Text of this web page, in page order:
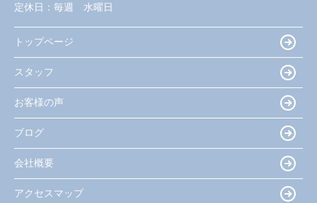
定休日： 毎週 水曜日
トップページ
スタッフ
お客様の声
ブログ
会社概要
アクセスマップ